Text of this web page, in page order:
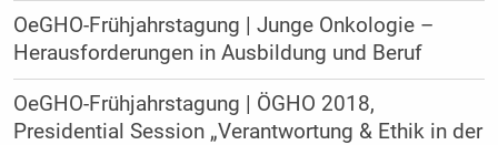
OeGHO-Frühjahrstagung | Junge Onkologie –
Herausforderungen in Ausbildung und Beruf
OeGHO-Frühjahrstagung | ÖGHO 2018,
Presidential Session „Verantwortung & Ethik in der